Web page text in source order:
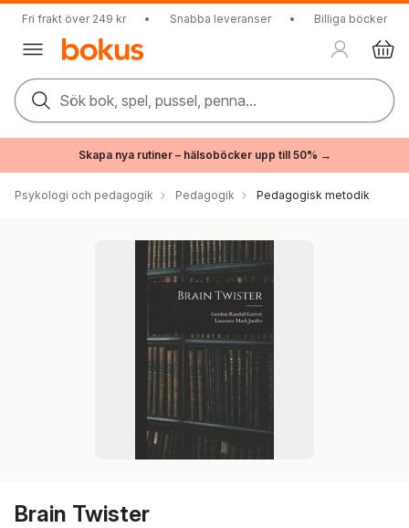
Fri frakt över 249 kr • Snabba leveranser • Billiga böcker
Sök bok, spel, pussel, penna...
Skapa nya rutiner – hälsoböcker upp till 50% →
Psykologi och pedagogik Pedagogik Pedagogisk metodik
Brain Twister